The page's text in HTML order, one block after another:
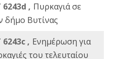
, Πυρκαγιά σε
δήμο Βυτίνας
, Ενημέρωση για
του τελευταίου